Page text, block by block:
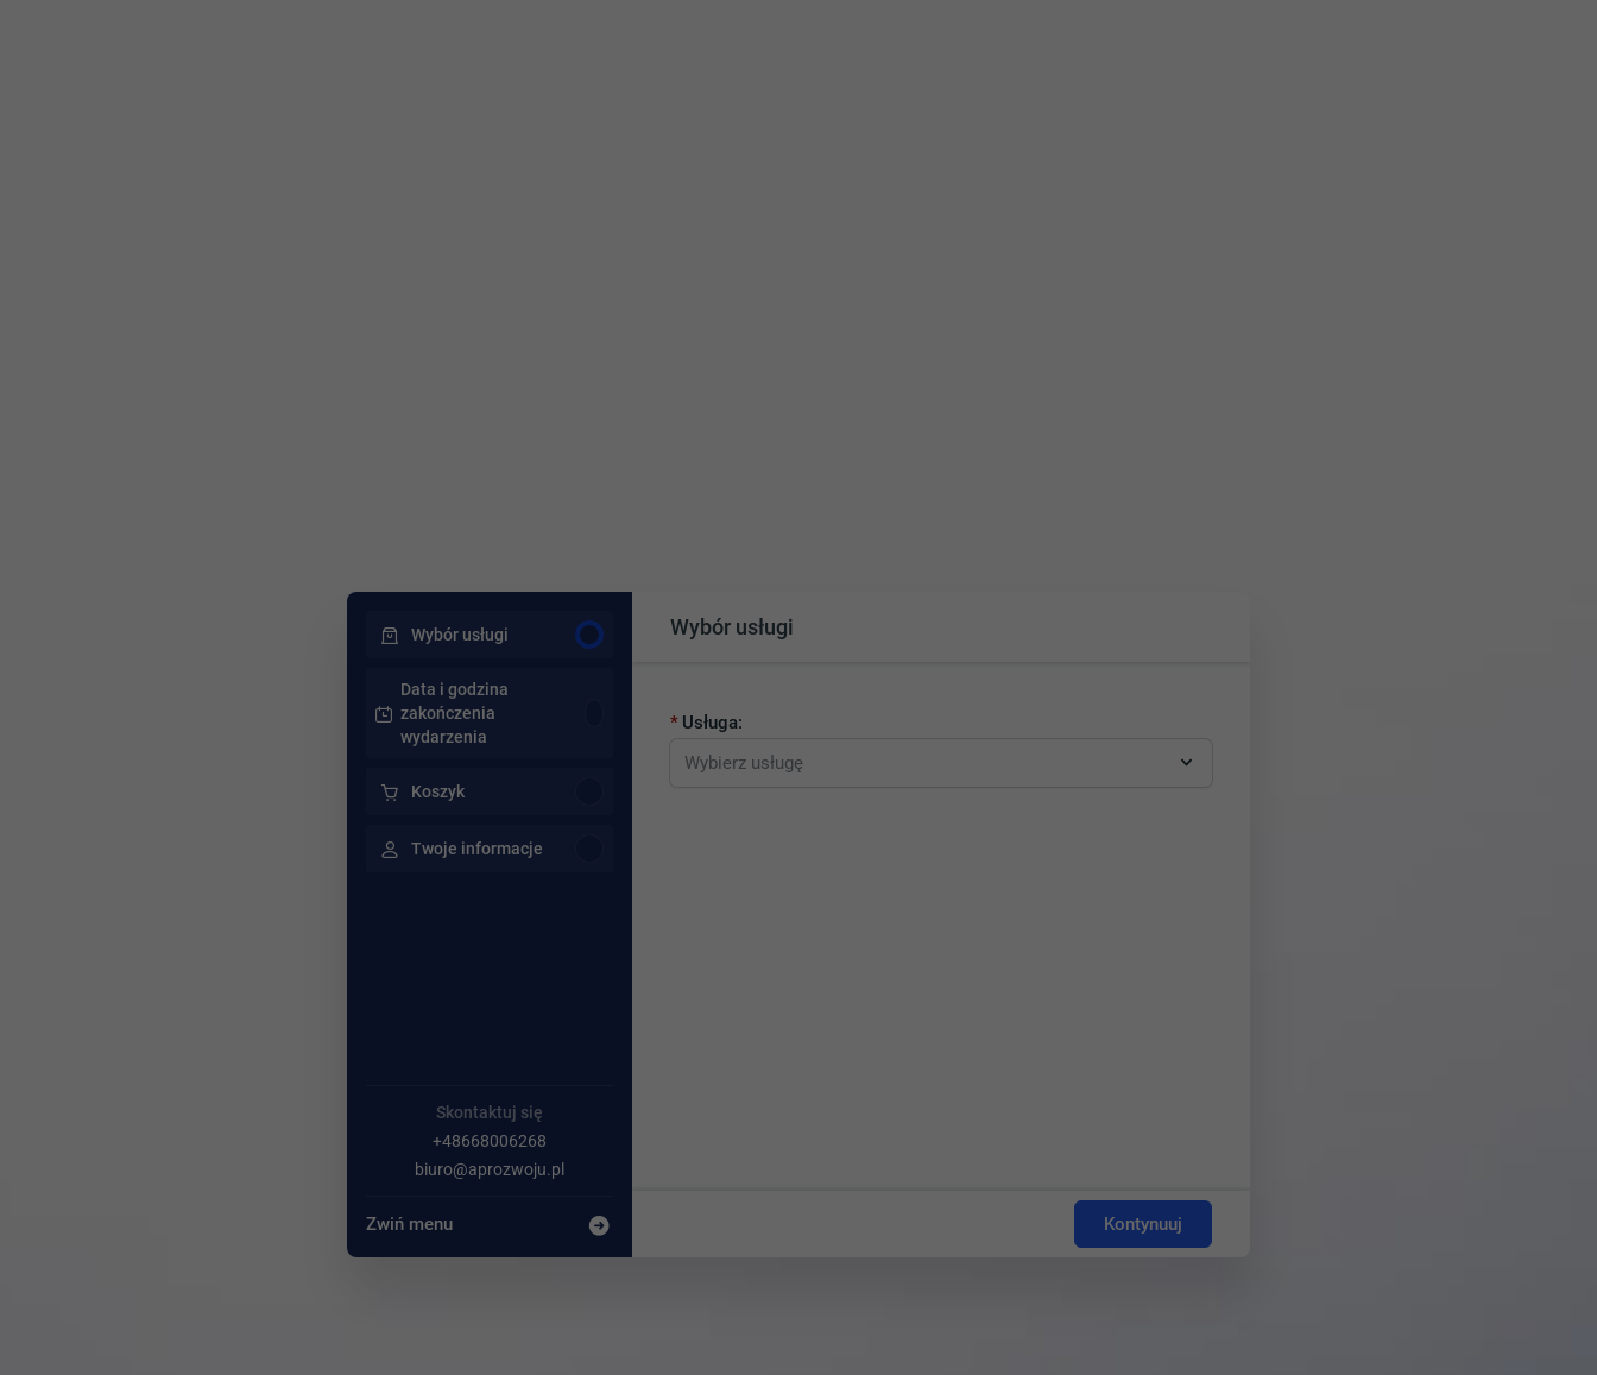
Wybór usługi
Data i godzina
zakończenia
wydarzenia
Koszyk
Twoje informacje
Skontaktuj się
+48668006268
biuro@aprozwoju.pl
Zwiń menu
Wybór usługi
Usługa:
Kontynuuj